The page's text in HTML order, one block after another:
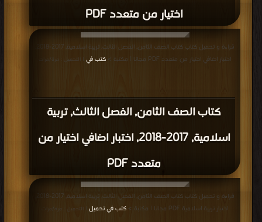
اختيار من متعدد PDF
كتاب الصف الثامن, الفصل الثالث, تربية
اسلامية, 2017-2018, اختبار اضافي اختيار من
متعدد PDF
اختبار اضافي اختيار من متعدد PDF مجانا | مكتبة >
كتب في | التحميل : مرة/مرات
اختبار تربية اسلامية PDF مجانا | مكتبة >
كتب في تحميل | التحميل : مرة/مرات